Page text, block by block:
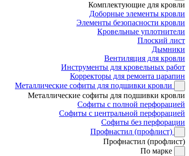
Комплектующие для кровли
Доборные элементы кровли
Элементы безопасности кровли
Кровельные уплотнители
Плоский лист
Дымники
Вентиляция для кровли
Инструменты для кровельных работ
Корректоры для ремонта царапин
Металлические софиты для подшивки кровли
Металлические софиты для подшивки кровли
Софиты с полной перфорацией
Софиты с центральной перфорацией
Софиты без перфорации
Профнастил (профлист)
Профнастил (профлист)
По марке